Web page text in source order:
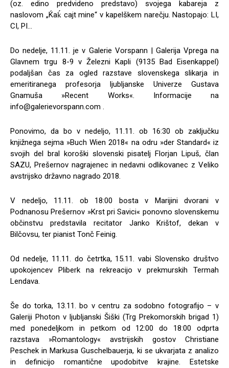
(oz. edino predvideno predstavo) svojega kabareja z
naslovom „Ќaḱ cajt mine“ v kapelškem narečju. Nastopajo: LI,
CI, PI…
Do nedelje, 11.11. je v Galerie Vorspann | Galerija Vprega na
Glavnem trgu 8-9 v Železni Kapli (9135 Bad Eisenkappel)
podaljšan čas za ogled razstave slovenskega slikarja in
emeritiranega profesorja ljubljanske Univerze Gustava
Gnamuša »Recent Works«. Informacije na
info@galerievorspann.com .
Ponovimo, da bo v nedeljo, 11.11. ob 16:30 ob zaključku
knjižnega sejma »Buch Wien 2018« na odru »der Standard« iz
svojih del bral koroški slovenski pisatelj Florjan Lipuš, član
SAZU, Prešernov nagrajenec in nedavni odlikovanec z Veliko
avstrijsko državno nagrado 2018.
V nedeljo, 11.11. ob 18:00 bosta v Marijini dvorani v
Podnanosu Prešernov »Krst pri Savici« ponovno slovenskemu
občinstvu predstavila recitator Janko Krištof, dekan v
Bilčovsu, ter pianist Tonč Feinig.
Od nedelje, 11.11. do četrtka, 15.11. vabi Slovensko društvo
upokojencev Pliberk na rekreacijo v prekmurskih Termah
Lendava.
Še do torka, 13.11. bo v centru za sodobno fotografijo – v
Galeriji Photon v ljubljanski Šiški (Trg Prekomorskih brigad 1)
med ponedeljkom in petkom od 12:00 do 18:00 odprta
razstava »Romantology« avstrijskih gostov Christiane
Peschek in Markusa Guschelbauerja, ki se ukvarjata z analizo
in definicijo romantične upodobitve krajine. Estetske